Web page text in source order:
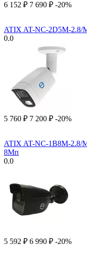
6 152 ₽ 7 690 ₽ -20%
ATIX AT-NC-2D5M-2.8/
0.0
5 760 ₽ 7 200 ₽ -20%
ATIX AT-NC-1B8M-2.8/
8Мп
0.0
5 592 ₽ 6 990 ₽ -20%